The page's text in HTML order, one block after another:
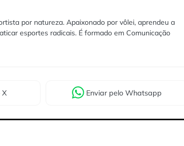
por natureza. Apaixonado por vôlei, aprendeu a
esportes radicais. É formado em Comunicação
X Enviar pelo Whatsapp